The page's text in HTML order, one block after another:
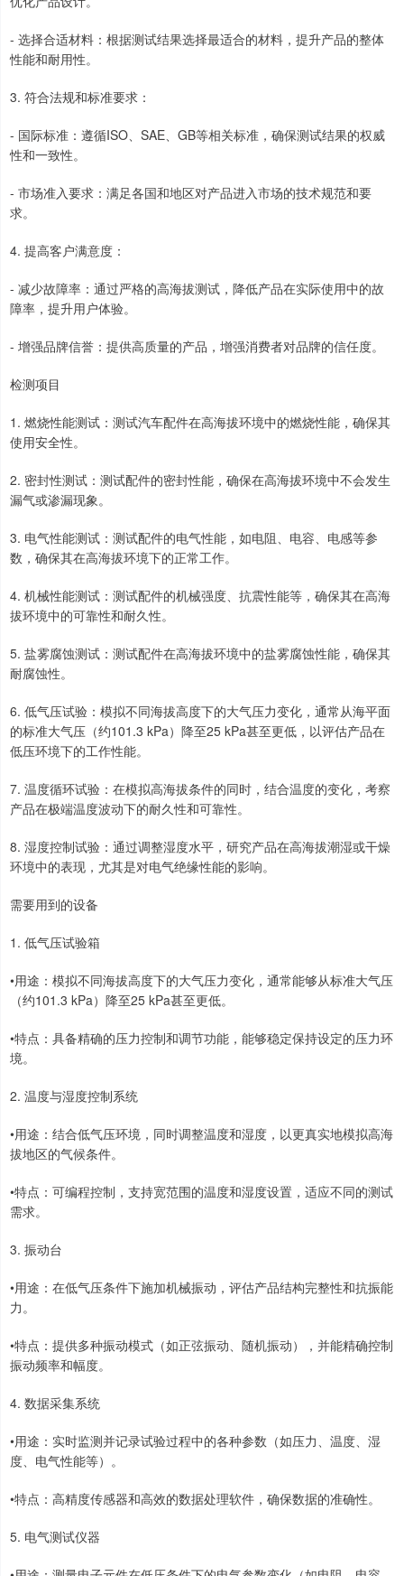
- 选择合适材料：根据测试结果选择最适合的材料，提升产品的整体
性能和耐用性。
3. 符合法规和标准要求：
- 国际标准：遵循ISO、SAE、GB等相关标准，确保测试结果的权威
性和一致性。
- 市场准入要求：满足各国和地区对产品进入市场的技术规范和要
求。
4. 提高客户满意度：
- 减少故障率：通过严格的高海拔测试，降低产品在实际使用中的故
障率，提升用户体验。
- 增强品牌信誉：提供高质量的产品，增强消费者对品牌的信任度。
检测项目
1. 燃烧性能测试：测试汽车配件在高海拔环境中的燃烧性能，确保其
使用安全性。
2. 密封性测试：测试配件的密封性能，确保在高海拔环境中不会发生
漏气或渗漏现象。
3. 电气性能测试：测试配件的电气性能，如电阻、电容、电感等参
数，确保其在高海拔环境下的正常工作。
4. 机械性能测试：测试配件的机械强度、抗震性能等，确保其在高海
拔环境中的可靠性和耐久性。
5. 盐雾腐蚀测试：测试配件在高海拔环境中的盐雾腐蚀性能，确保其
耐腐蚀性。
6. 低气压试验：模拟不同海拔高度下的大气压力变化，通常从海平面
的标准大气压（约101.3 kPa）降至25 kPa甚至更低，以评估产品在
低压环境下的工作性能。
7. 温度循环试验：在模拟高海拔条件的同时，结合温度的变化，考察
产品在极端温度波动下的耐久性和可靠性。
8. 湿度控制试验：通过调整湿度水平，研究产品在高海拔潮湿或干燥
环境中的表现，尤其是对电气绝缘性能的影响。
需要用到的设备
1. 低气压试验箱
•用途：模拟不同海拔高度下的大气压力变化，通常能够从标准大气压
（约101.3 kPa）降至25 kPa甚至更低。
•特点：具备精确的压力控制和调节功能，能够稳定保持设定的压力环
境。
2. 温度与湿度控制系统
•用途：结合低气压环境，同时调整温度和湿度，以更真实地模拟高海
拔地区的气候条件。
•特点：可编程控制，支持宽范围的温度和湿度设置，适应不同的测试
需求。
3. 振动台
•用途：在低气压条件下施加机械振动，评估产品结构完整性和抗振能
力。
•特点：提供多种振动模式（如正弦振动、随机振动），并能精确控制
振动频率和幅度。
4. 数据采集系统
•用途：实时监测并记录试验过程中的各种参数（如压力、温度、湿
度、电气性能等）。
•特点：高精度传感器和高效的数据处理软件，确保数据的准确性。
5. 电气测试仪器